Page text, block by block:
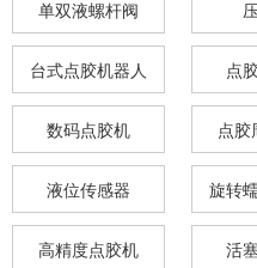
单双液螺杆阀
台式点胶机器人 点
数码点胶机 点胶
液位传感器 旋转
高精度点胶机 活